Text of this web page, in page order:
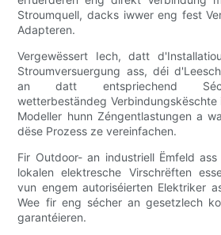
Stroumquell, dacks iwwer eng fest
Adapteren.
Vergewëssert Iech, datt
Stroumversuergung ass, déi
an datt entspriechend
wetterbeständeg Verbindungskëschte
Modeller hunn Zéngentlastungen a
dëse Prozess ze vereinfachen.
Fir Outdoor- an industriell Ëmfeld
lokalen elektresche Virschrëften
vun engem autoriséierten Elektriker
Wee fir eng sécher an gesetzlech
garantéieren.